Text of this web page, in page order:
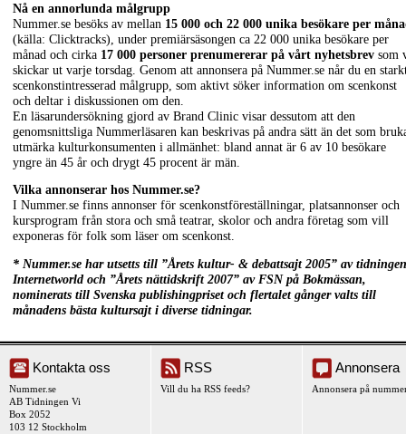
Nå en annorlunda målgrupp
Nummer.se besöks av mellan 15 000 och 22 000 unika besökare per
(källa: Clicktracks), under premiärsäsongen ca 22 000 unika besökare per
månad och cirka 17 000 personer prenumererar på vårt nyhetsbrev som
skickar ut varje torsdag. Genom att annonsera på Nummer.se når du en
scenkonstintresserad målgrupp, som aktivt söker information om scenkonst
och deltar i diskussionen om den.
En läsarundersökning gjord av Brand Clinic visar dessutom att den
genomsnittsliga Nummerläsaren kan beskrivas på andra sätt än det som
utmärka kulturkonsumenten i allmänhet: bland annat är 6 av 10 besökare
yngre än 45 år och drygt 45 procent är män.
Vilka annonserar hos Nummer.se?
I Nummer.se finns annonser för scenkonstföreställningar, platsannonser och
kursprogram från stora och små teatrar, skolor och andra företag som vill
exponeras för folk som läser om scenkonst.
* Nummer.se har utsetts till ”Årets kultur- & debattsajt 2005” av tidningen
Internetworld och ”Årets nättidskrift 2007” av FSN på Bokmässan,
nominerats till Svenska publishingpriset och flertalet gånger valts till
månadens bästa kultursajt i diverse tidningar.
Kontakta oss
Nummer.se
AB Tidningen Vi
Box 2052
103 12 Stockholm
RSS
Vill du ha RSS feeds?
Annonsera
Annonsera på